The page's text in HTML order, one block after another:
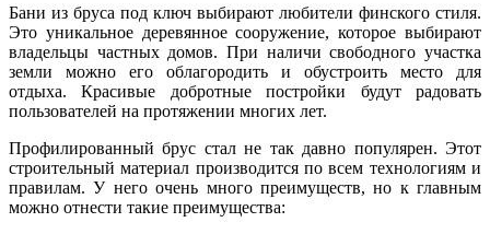
Бани из бруса под ключ выбирают любители финского стиля.
Это уникальное деревянное сооружение, которое выбирают
владельцы частных домов. При наличи свободного участка
земли можно его облагородить и обустроить место для
отдыха. Красивые добротные постройки будут радовать
пользователей на протяжении многих лет.
Профилированный брус стал не так давно популярен. Этот
строительный материал производится по всем технологиям и
правилам. У него очень много преимуществ, но к главным
можно отнести такие преимущества: